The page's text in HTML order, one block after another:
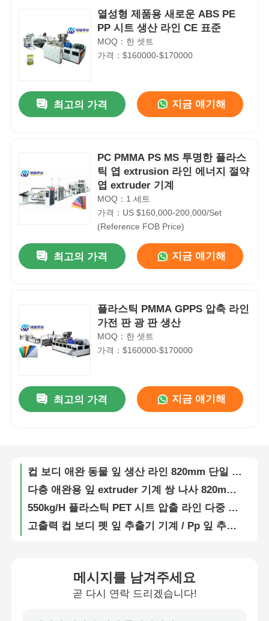
집
우리 에 관한 것
공장 투어
저희와 연락
사건
인용 을 요청 하십시오
열성형 제품용 새로운 ABS PE
PP 시트 생산 라인 CE 표준
MOQ：한 셋트
가격：$160000-$170000
최고의 가격 지금 얘기해
PC PMMA PS MS 투명한 플라스
틱 엽 extrusion 라인 에너지 절약
엽 extruder 기계
MOQ：1 세트
가격：US $160,000-200,000/Set
(Reference FOB Price)
최고의 가격 지금 얘기해
플라스틱 PMMA GPPS 압축 라인
가전 판 광 판 생산
MOQ：한 셋트
가격：$160000-$170000
최고의 가격
지금 얘기해
안정적인 정확한 PET 시트 압출 라인 트윈 스크류 최대 폭 1550mm
메시지를 남겨주세요
곧 다시 연락 드리겠습니다!